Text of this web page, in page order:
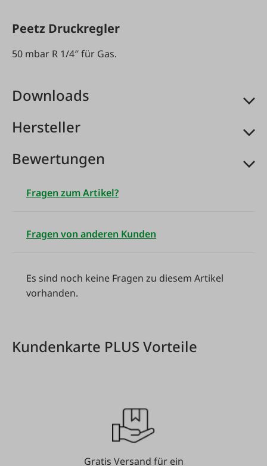
Peetz Druckregler
50 mbar R 1/4″ für Gas.
Downloads
Hersteller
Bewertungen
Fragen zum Artikel?
Fragen von anderen Kunden
Es sind noch keine Fragen zu diesem Artikel
vorhanden.
Kundenkarte PLUS Vorteile
Gratis Versand für ein